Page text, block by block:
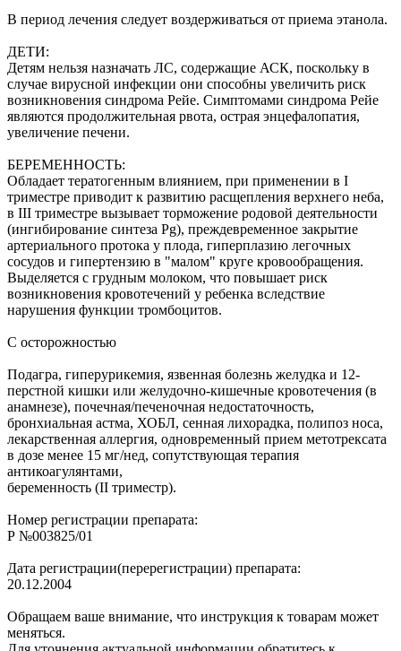
В период лечения следует воздерживаться от приема этанола.
ДЕТИ:
Детям нельзя назначать ЛС, содержащие АСК, поскольку в
случае вирусной инфекции они способны увеличить риск
возникновения синдрома Рейе. Симптомами синдрома Рейе
являются продолжительная рвота, острая энцефалопатия,
увеличение печени.
БЕРЕМЕННОСТЬ:
Обладает тератогенным влиянием, при применении в I
триместре приводит к развитию расщепления верхнего неба,
в III триместре вызывает торможение родовой деятельности
(ингибирование синтеза Pg), преждевременное закрытие
артериального протока у плода, гиперплазию легочных
сосудов и гипертензию в "малом" круге кровообращения.
Выделяется с грудным молоком, что повышает риск
возникновения кровотечений у ребенка вследствие
нарушения функции тромбоцитов.
С осторожностью
Подагра, гиперурикемия, язвенная болезнь желудка и 12-
перстной кишки или желудочно-кишечные кровотечения (в
анамнезе), почечная/печеночная недостаточность,
бронхиальная астма, ХОБЛ, сенная лихорадка, полипоз носа,
лекарственная аллергия, одновременный прием метотрексата
в дозе менее 15 мг/нед, сопутствующая терапия
антикоагулянтами,
беременность (II триместр).
Номер регистрации препарата:
Р №003825/01
Дата регистрации(перерегистрации) препарата:
20.12.2004
Обращаем ваше внимание, что инструкция к товарам может
меняться.